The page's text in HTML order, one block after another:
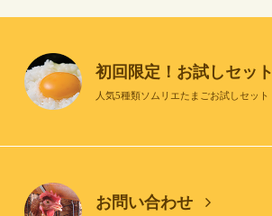
初回限定！お試しセット
人気5種類ソムリエたまごお試しセット
お問い合わせ